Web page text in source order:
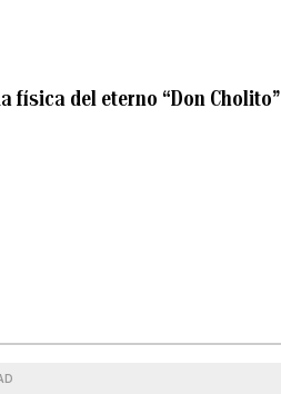
física del eterno “Don Cholito”